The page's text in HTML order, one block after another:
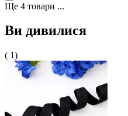
Ще 4 товари ...
Ви дивилися
( 1)